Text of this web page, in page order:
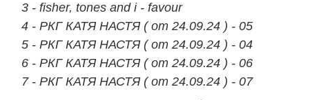
3 - fisher, tones and i - favour
4 - РКГ КАТЯ НАСТЯ ( от 24.09.24 ) - 05
5 - РКГ КАТЯ НАСТЯ ( от 24.09.24 ) - 04
6 - РКГ КАТЯ НАСТЯ ( от 24.09.24 ) - 06
7 - РКГ КАТЯ НАСТЯ ( от 24.09.24 ) - 07